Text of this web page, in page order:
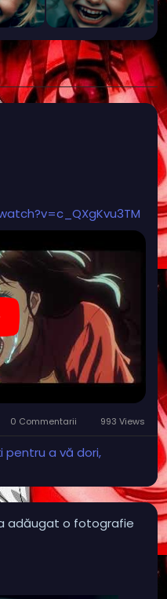
0 Commentarii 993 Views
pentru a vă dori,
adăugat o fotografie